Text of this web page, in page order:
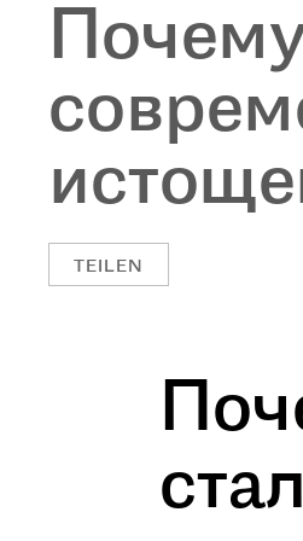
TEILEN